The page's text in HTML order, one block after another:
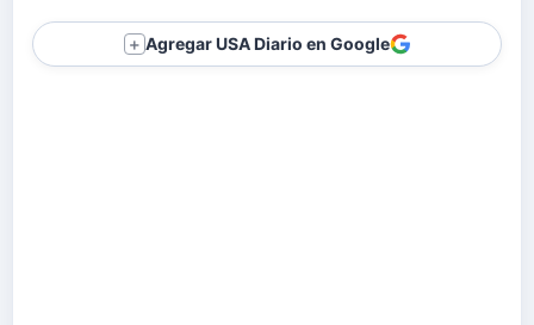
＋ Agregar USA Diario en Google